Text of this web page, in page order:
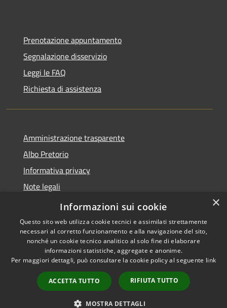
Prenotazione appuntamento
Segnalazione disservizio
Leggi le FAQ
Richiesta di assistenza
Amministrazione trasparente
Albo Pretorio
Informativa privacy
Note legali
Dichiarazione di accessibilità
Accessibilità
Copyright © 2026 • Comune di
Motta San Giovanni • Powered
byMunicipium
Accesso
redazione
×
Informazioni sui cookie
Questo sito web utilizza cookie tecnici e assimilati strettamente
necessari al corretto funzionamento e alla navigazione del sito,
nonché un cookie tecnico analitico al solo fine di elaborare
informazioni statistiche, aggregate e anonime.
Per maggiori dettagli, può consultare la cookie policy al seguente link
ACCETTA TUTTO RIFIUTA TUTTO
MOSTRA DETTAGLI